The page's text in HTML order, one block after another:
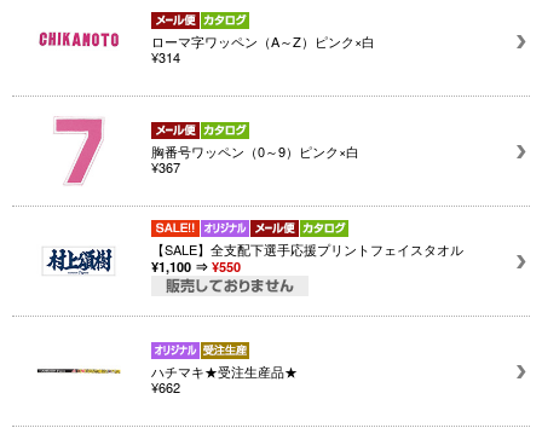
ローマ字ワッペン（A～Z）ピンク×白
¥314
胸番号ワッペン（0～9）ピンク×白
¥367
【SALE】全支配下選手応援プリントフェイスタオル
¥1,100 ⇒ ¥550
ハチマキ★受注生産品★
¥662